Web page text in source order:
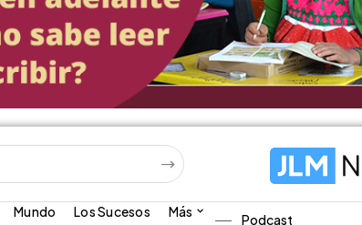
Mundo Los Sucesos Más Podcast